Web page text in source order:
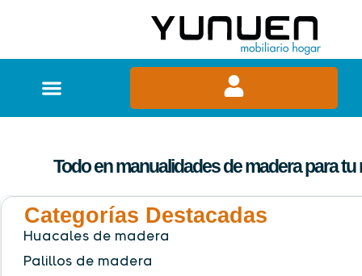
Todo en manualidades de madera para
Categorías Destacadas
Huacales de madera
Palillos de madera